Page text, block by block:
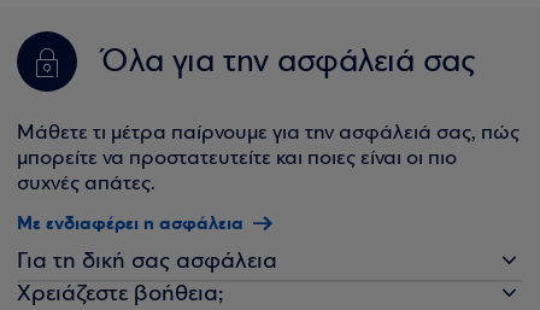
Όλα για την ασφάλειά σας
Μάθετε τι μέτρα παίρνουμε για την ασφάλειά σας, πώς
μπορείτε να προστατευτείτε και ποιες είναι οι πιο
συχνές απάτες.
Με ενδιαφέρει η ασφάλεια
Για τη δική σας ασφάλεια
Χρειάζεστε βοήθεια;